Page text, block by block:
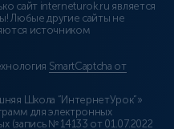
сайт interneturok.ru является
Любые другие сайты не
источником
SmartCaptcha от
Школа “ИнтернетУрок”»
для электронных
(запись № 14133 от 01.07.2022